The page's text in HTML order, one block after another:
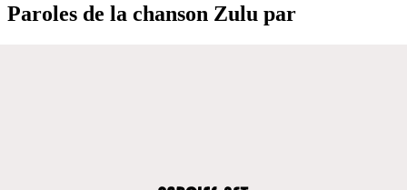
Paroles de la chanson Zulu par